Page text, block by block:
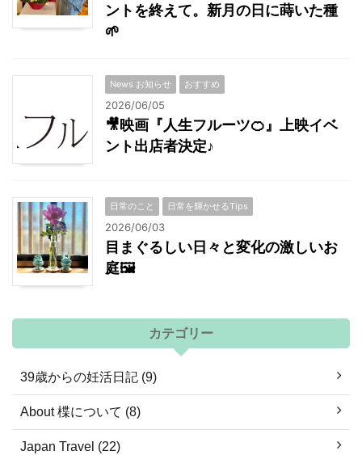
ントを終えて。新月の日に蒔いた種
🌱
News お知らせ おすすめ
2026/06/05
🎥映画『人生フルーツ🍊』上映イベ
ント出店者決定♪
日常のこと 日常を輝かせるTips
2026/06/03
目まぐるしい日々と変化の激しいお
庭🖼
カテゴリー
39歳からの妊活日記 (9)
About 楪について (8)
Japan Travel (22)